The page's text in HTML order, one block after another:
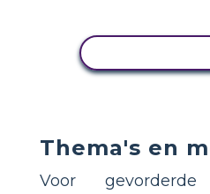
Thema's en
Voor